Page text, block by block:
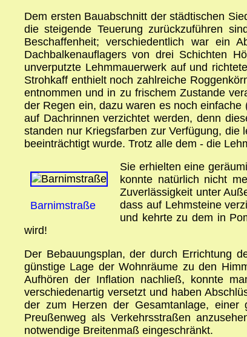
Dem ersten Bauabschnitt der städtischen
die steigende Teuerung zurückzuführen
Beschaffenheit; verschiedentlich war ein
Dachbalkenauflagers von drei Schichten
unverputzte Lehmmauerwerk auf und
Strohkaff enthielt noch zahlreiche
entnommen und in zu frischem Zustande
der Regen ein, dazu waren es noch
auf Dachrinnen verzichtet werden, denn
standen nur Kriegsfarben zur Verfügung,
beeinträchtigt wurde. Trotz alle dem - die
Barnimstraße
Sie erhielten eine
konnte natürlich nicht
Zuverlässigkeit unter
dass auf Lehmsteine
und kehrte zu dem in
wird!
Der Bebauungsplan, der durch Errichtung
günstige Lage der Wohnräume zu den
Aufhören der Inflation nachließ, konnte
verschiedenartig versetzt und haben
der zum Herzen der Gesamtanlage,
Preußenweg als Verkehrsstraßen
notwendige Breitenmaß eingeschränkt.